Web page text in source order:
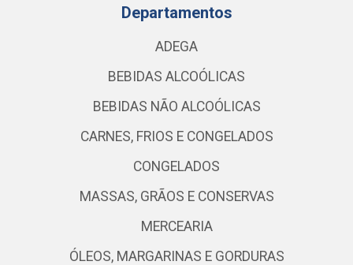
Departamentos
ADEGA
BEBIDAS ALCOÓLICAS
BEBIDAS NÃO ALCOÓLICAS
CARNES, FRIOS E CONGELADOS
CONGELADOS
MASSAS, GRÃOS E CONSERVAS
MERCEARIA
ÓLEOS, MARGARINAS E GORDURAS